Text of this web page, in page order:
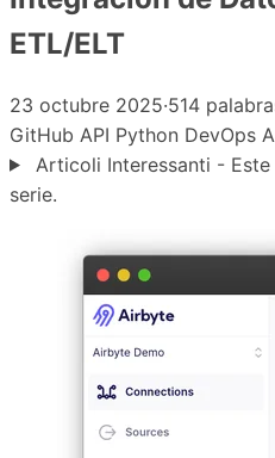
ETL/ELT
23 octubre 2025·514
GitHub API Python DevOps
Articoli Interessanti -
serie.